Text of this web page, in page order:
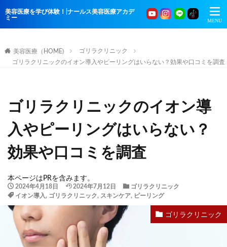
美容医療を学び体験！|ナールス美容医療アカデ
ミー
美容医療（HOME)
ゴリラクリニック
ゴリラクリニックのイオン導入やピーリングはいらない？効果や口コミを調査
ゴリラクリニックのイオン導
入やピーリングはいらない？
効果や口コミを調査
本ページはPRを含みます。
2024年4月18日 2024年7月12日
ゴリラクリニック
イオン導入, ゴリラクリニック, スキンケア, ピーリング
ゴリラクリニック